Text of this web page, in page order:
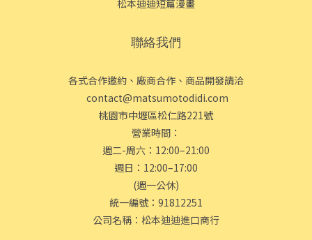
松本迪迪短篇漫畫
聯絡我們
各式合作邀約、廠商合作、商品開發請洽
contact@matsumotodidi.com
桃園市中壢區松仁路221號
營業時間：
週二-周六：12:00–21:00
週日：12:00–17:00
(週一公休)
統一編號：91812251
公司名稱：松本迪迪進口商行